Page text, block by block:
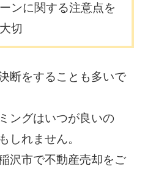
ンに関する注意点を
切
断をすることも多いで
ングはいつが良いの
しれません。
沢市で不動産売却をご